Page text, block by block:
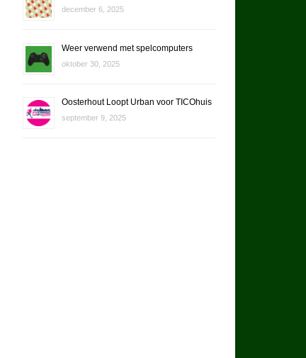
december 6, 2025
Weer verwend met spelcomputers
oktober 30, 2025
Oosterhout Loopt Urban voor TICOhuis
september 9, 2025